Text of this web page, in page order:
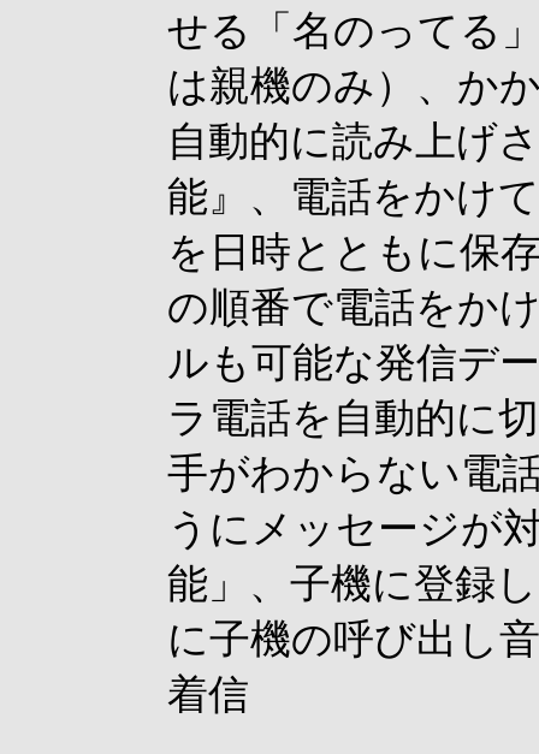
せる「名のってる
は親機のみ）、か
自動的に読み上げ
能』、電話をかけ
を日時とともに保
の順番で電話をか
ルも可能な発信デ
ラ電話を自動的に
手がわからない電
うにメッセージが
能」、子機に登録
に子機の呼び出し
着信